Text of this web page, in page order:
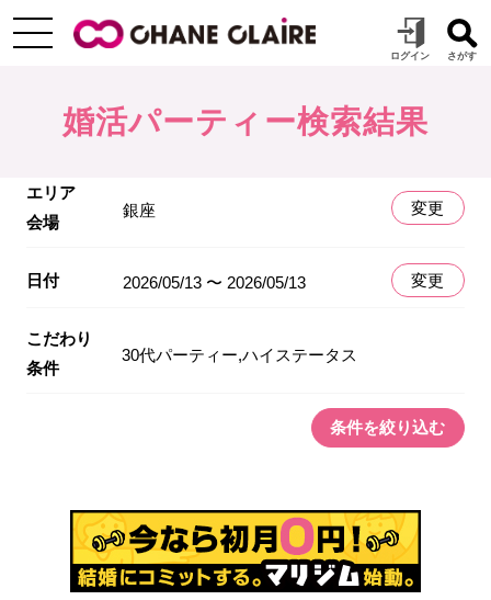
婚活パーティー検索結果
エリア
会場
銀座 変更
日付 2026/05/13 〜 2026/05/13 変更
こだわり
条件
30代パーティー,ハイステータス
条件を絞り込む